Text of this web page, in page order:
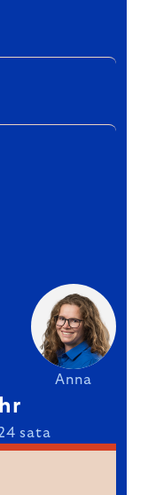
Anna
sata